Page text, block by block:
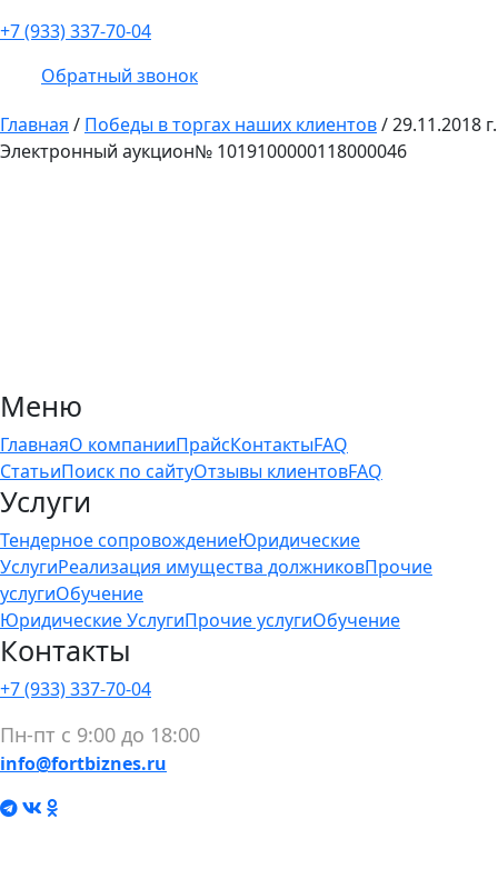
+7 (933) 337-70-04
Обратный звонок
Главная / Победы в торгах наших клиентов/29.11.2018 г.
Электронный аукцион№ 1019100000118000046
Меню
ГлавнаяО компанииПрайсКонтактыFAQ
СтатьиПоиск по сайтуОтзывы клиентовFAQ
Услуги
Тендерное сопровождениеЮридические
УслугиРеализация имущества должниковПрочие
услугиОбучение
Юридические УслугиПрочие услугиОбучение
Контакты
+7 (933) 337-70-04
Пн-пт с 9:00 до 18:00
info@fortbiznes.ru